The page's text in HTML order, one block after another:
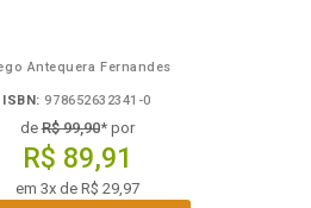
Antequera Fernandes
ISBN: 978652632341-0
deR$ 99,90* por
R$ 89,91
em 3x de R$ 29,97